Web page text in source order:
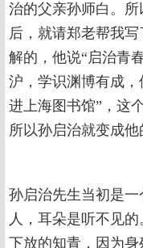
治的父亲孙师白。
后，就请郑老帮我
解的，他说“启治青
沪，学识渊博有成，
进上海图书馆”，这
所以孙启治就变成他
孙启治先生当初是
人，耳朵是听不见
下放的知青，因为